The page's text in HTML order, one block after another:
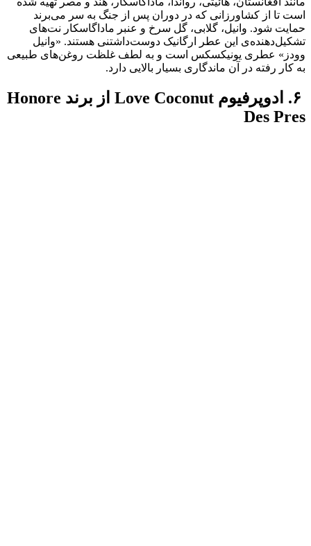
است تا از کشاورزانی که در دوران پس از جنگ به سر می‌برند
حمایت شود. وانیل، گلابی، گل سرخ و عنبر ماداگاسکار نت‌های
تشکیل‌دهنده‌ی این عطر ارگانیک‌ دوست‌داشتنی هستند. «وانیل
وودز» عطری یونیکسکس است و به لطف غلظت روغن‌های طبیعی
به کار رفته در آن ماندگاری بسیار بالایی دارد.
۶. ادوپرفیوم Love Coconut از برند Honore
Des Pres